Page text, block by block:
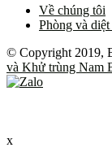
Về chúng tôi
Phòng và
© Copyright 2019,
và Khử trùng Nam
x